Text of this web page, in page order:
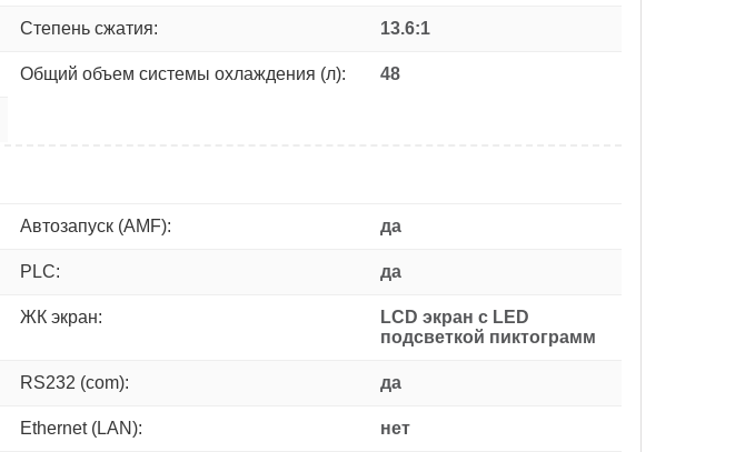
Степень сжатия: 13.6:1
Общий объем системы охлаждения (л): 48
Автозапуск (AMF): да
PLC: да
ЖК экран:
LCD экран с LED
подсветкой пиктограмм
RS232 (com): да
Ethernet (LAN): нет